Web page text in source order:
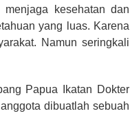
kesehatan dan
yang luas. Karena
Namun seringkali
Papua Ikatan Dokter
dibuatlah sebuah